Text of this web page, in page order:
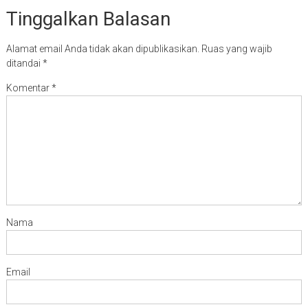
Tinggalkan Balasan
Alamat email Anda tidak akan dipublikasikan. Ruas yang wajib
ditandai *
Komentar*
Nama
Email